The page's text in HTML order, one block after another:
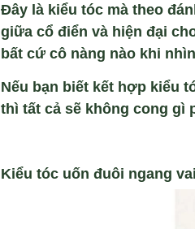
Đây là kiểu tóc mà theo
giữa cổ điển và hiện đại
bất cứ cô nàng nào khi
Nếu bạn biết kết hợp kiểu t
thì tất cả sẽ không cong gì
Kiểu tóc uốn đuôi ngang vai